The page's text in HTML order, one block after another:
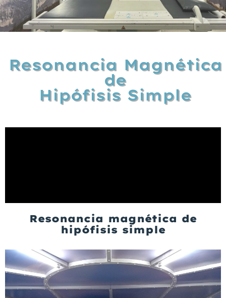
Resonancia Magnética
de
Hipófisis Simple
Resonancia magnética de
hipófisis simple